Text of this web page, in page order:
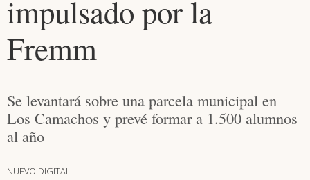
impulsado por la
Fremm
Se levantará sobre una parcela municipal en
Los Camachos y prevé formar a 1.500 alumnos
al año
NUEVO DIGITAL